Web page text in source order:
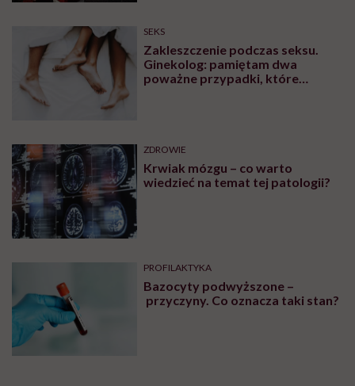
SEKS
Zakleszczenie podczas seksu.
Ginekolog: pamiętam dwa
poważne przypadki, które
ZDROWIE
Krwiak mózgu – co warto
wiedzieć na temat tej patologii?
PROFILAKTYKA
Bazocyty podwyższone –
przyczyny. Co oznacza taki stan?